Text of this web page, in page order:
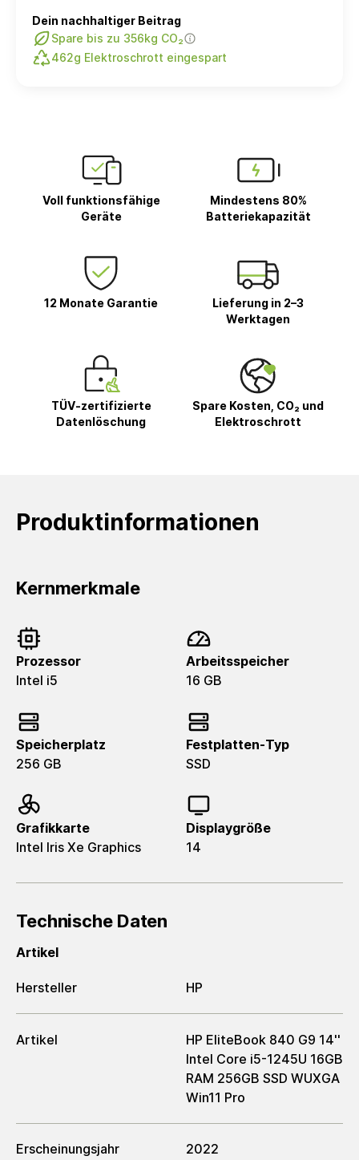
Dein nachhaltiger Beitrag
Spare bis zu 356kg CO₂
462g Elektroschrott eingespart
Voll funktionsfähige
Geräte
Mindestens 80%
Batteriekapazität
12 Monate Garantie
Lieferung in 2–3
Werktagen
TÜV-zertifizierte
Datenlöschung
Spare Kosten, CO₂ und
Elektroschrott
Produktinformationen
Kernmerkmale
Prozessor
Intel i5
Arbeitsspeicher
16 GB
Speicherplatz
256 GB
Festplatten-Typ
SSD
Grafikkarte
Intel Iris Xe Graphics
Displaygröße
14
Technische Daten
Artikel
Hersteller HP
Artikel
HP EliteBook 840 G9 14''
Intel Core i5-1245U 16GB
RAM 256GB SSD WUXGA
Win11 Pro
Erscheinungsjahr 2022